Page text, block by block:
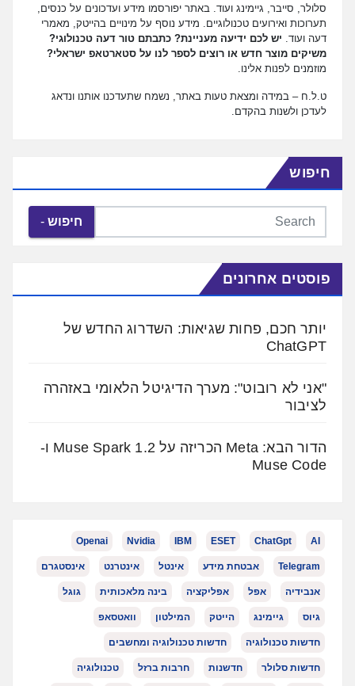
סלולר, סייבר, גיימינג ועוד. באתר יפורסמו מידע ועדכונים על כנסים,
תערוכות ואירועים טכנולוגיים. מידע נוסף על מינויים בהייטק, מאמרי
דעה ועוד. יש לכם ידיעה מעניינת? כתבתם טור דעה טכנולוגי?
משיקים מוצר חדש או רוצים לספר לנו על סטארטאפ ישראלי?
מוזמנים לפנות אלינו.
ט.ל.ח – במידה ומצאת טעות באתר, נשמח שתעדכנו אותנו ונדאג
לעדכן ולשנות בהקדם.
חיפוש
חיפוש
פוסטים אחרונים
יותר חכם, פחות שגיאות: השדרוג החדש של
ChatGPT
"אני לא רובוט": מערך הדיגיטל הלאומי באזהרה
לציבור
הדור הבא: Meta הכריזה על Muse Spark 1.2 ו-
Muse Code
AI
ChatGpt
ESET
IBM
Nvidia
Openai
Telegram אבטחת מידע אינטל אינטרנט אינסטגרם
אנבידיה אפל אפליקציה בינה מלאכותית גוגל
גיוס גיימינג הייטק המילטון וואטסאפ
חדשות טכנולוגיה חדשות טכנולוגיה ומחשבים
חדשות סלולר חדשנות חרבות ברזל טכנולוגיה